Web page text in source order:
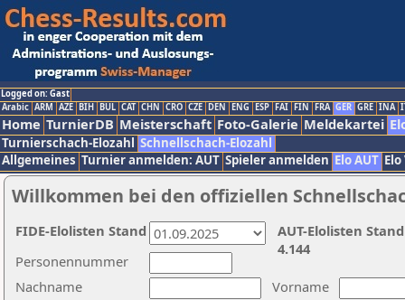
Logged on: Gast
Arabic ARM AZE BIH BUL CAT CHN CRO CZE DEN ENG ESP FAI FIN FRA GER GRE INA
Home TurnierDB Meisterschaft Foto-Galerie Meldekartei
Turnierschach-Elozahl Schnellschach-Elozahl
Allgemeines Turnier anmelden: AUT Spieler anmelden Elo AUT
Willkommen bei den offiziellen
Nachname
Vorname
Personennummer
AUT-Elolisten
4.144
FIDE-Elolisten Stand